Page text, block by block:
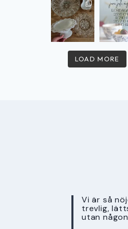
LOAD MORE
Vi är så
trevlig,
utan